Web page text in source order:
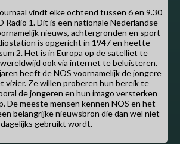
vindt elke ochtend tussen 6 en 9.30
Radio 1. Dit is een nationale Nederlandse
nieuws, achtergronden en sport
is opgericht in 1947 en heette
2. Het is in Europa op de satelliet te
ook via internet te beluisteren.
heeft de NOS voornamelijk de jongere
vizier. Ze willen proberen hun bereik te
de jongeren en hun imago versterken
De meeste mensen kennen NOS en het
belangrijke nieuwsbron die dan wel niet
dagelijks gebruikt wordt.